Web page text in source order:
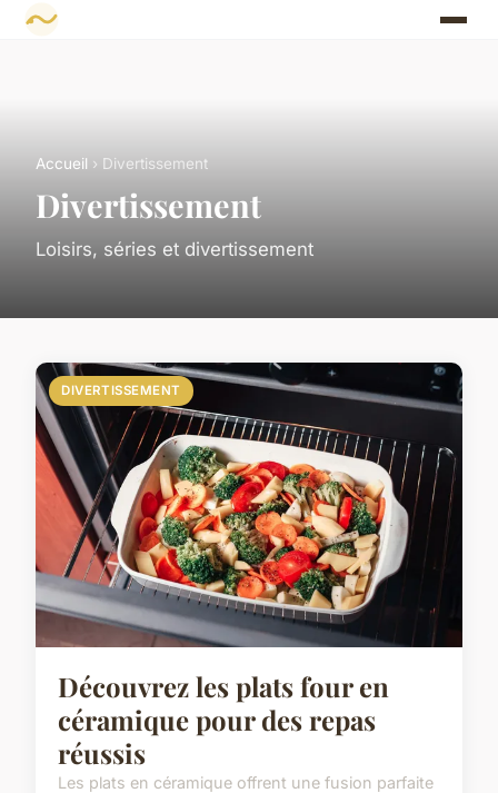
Accueil › Divertissement
Divertissement
Loisirs, séries et divertissement
DIVERTISSEMENT
Découvrez les plats four en
céramique pour des repas
réussis
Les plats en céramique offrent une fusion parfaite